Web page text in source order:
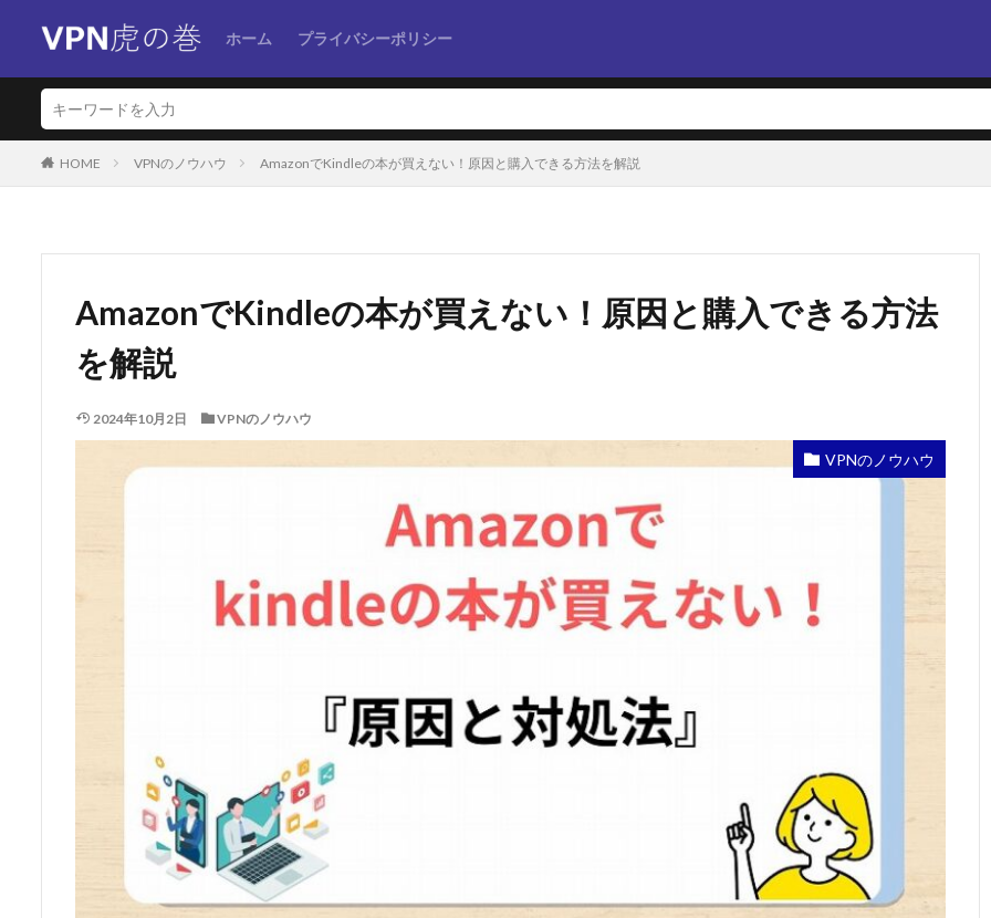
ホーム プライバシーポリシー
HOME VPNのノウハウ AmazonでKindleの本が買えない！原因と購入できる方法を解説
AmazonでKindleの本が買えない！原因と購入できる方法
を解説
2024年10月2日 VPNのノウハウ
VPNのノウハウ